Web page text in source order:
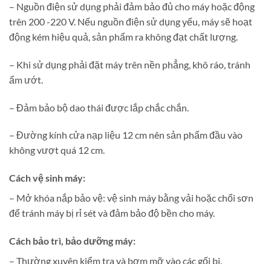
– Nguồn điện sử dụng phải đảm bảo đủ cho máy hoặc động
trên 200 -220 V. Nếu nguồn điện sử dụng yếu, máy sẽ hoạt
động kém hiệu quả, sản phẩm ra không đạt chất lượng.
– Khi sử dụng phải đặt máy trên nền phẳng, khô ráo, tránh
ẩm ướt.
– Đảm bảo bộ dao thái được lắp chắc chắn.
– Đường kính cửa nạp liệu 12 cm nên sản phẩm đầu vào
không vượt quá 12 cm.
Cách vệ sinh máy:
– Mở khóa nắp bảo vệ: vệ sinh máy bằng vải hoặc chổi sơn
để tránh máy bị rỉ sét và đảm bảo độ bền cho máy.
Cách bảo trì, bảo dưỡng máy:
– Thường xuyên kiểm tra và bơm mỡ vào các gối bi.